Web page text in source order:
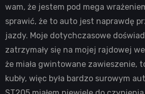
wam, że jestem pod mega
sprawić, że to auto jest naprawdę
jazdy. Moje dotychczasowe
zatrzymały się na mojej rajdowej
że miała gwintowane zawieszenie,
kubły, więc była bardzo surowym